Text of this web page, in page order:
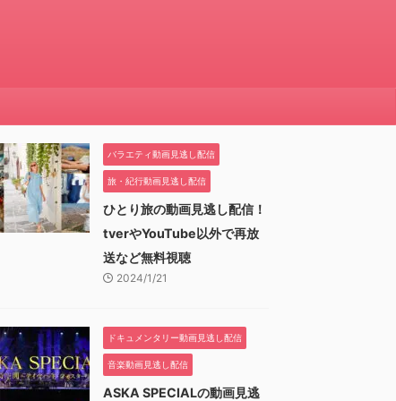
バラエティ動画見逃し配信
旅・紀行動画見逃し配信
ひとり旅の動画見逃し配信！
tverやYouTube以外で再放
送など無料視聴
2024/1/21
ドキュメンタリー動画見逃し配信
音楽動画見逃し配信
ASKA SPECIALの動画見逃